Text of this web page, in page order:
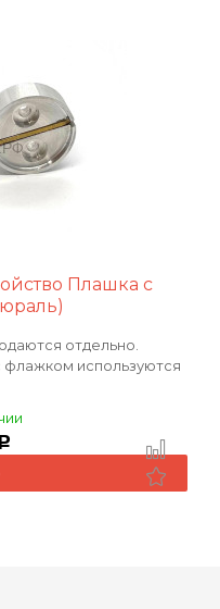
Плашка с
отдельно.
используются